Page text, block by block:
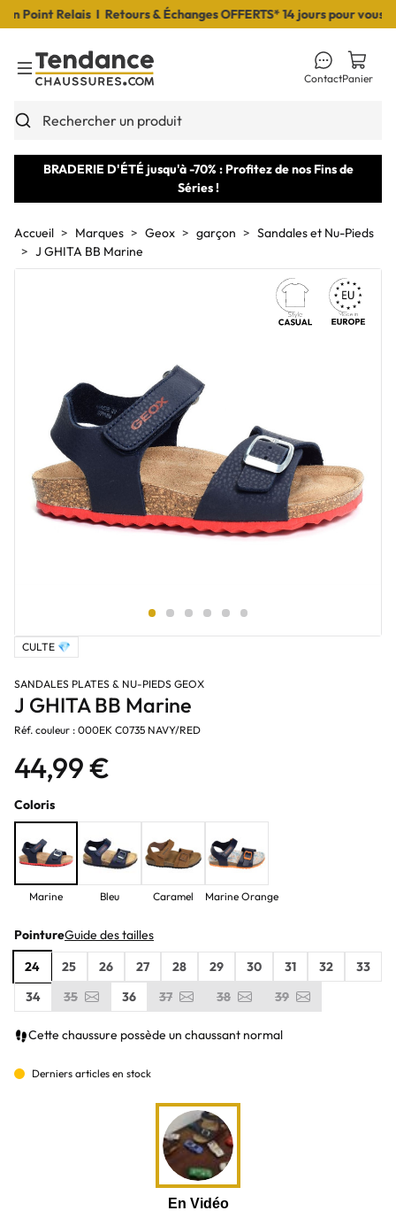
Point Relais I Retours & Échanges OFFERTS* 14 jours pour vous
Toggle Menu
Rechercher un produit
ContactPanier
BRADERIE D'ÉTÉ jusqu'à -70% : Profitez de nos Fins de
Séries !
Accueil Marques Geox garçon
Sandales et Nu-Pieds
J GHITA BB Marine
CULTE 💎
SANDALES PLATES & NU-PIEDS GEOX
J GHITA BB Marine
Réf. couleur : 000EK C0735 NAVY/RED
44,99 €
Coloris
Marine Bleu Caramel Marine Orange
PointureGuide des tailles
24
25 26 27 28 29 30 31 32
33
34
35 36 37 38 39
Cette chaussure possède un chaussant normal
Derniers articles en stock